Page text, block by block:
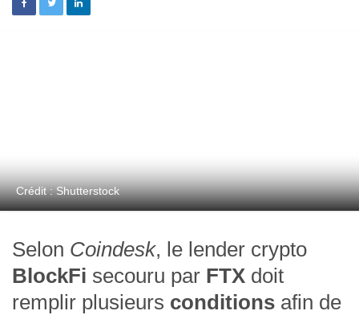
Crédit : Shutterstock
Selon Coindesk, le lender crypto
BlockFi secouru par FTX doit
remplir plusieurs conditions afin de